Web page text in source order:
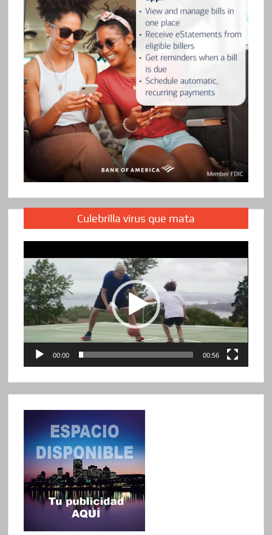
Culebrilla virus que mata
de
vídeo
00:00 00:56